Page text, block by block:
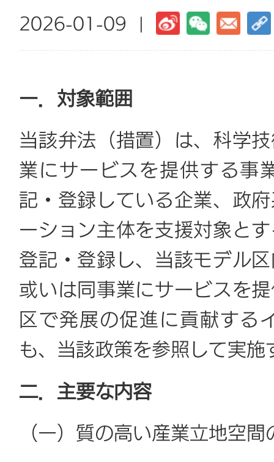
2026-01-09 |
一．対象範囲
当該弁法（措置）は、科学
業にサービスを提供する事
記・登録している企業、政
ーション主体を支援対象と
登記・登録し、当該モデル
或いは同事業にサービスを
区で発展の促進に貢献する
も、当該政策を参照して実
二．主要な内容
（一） 質の高い産業立地空間